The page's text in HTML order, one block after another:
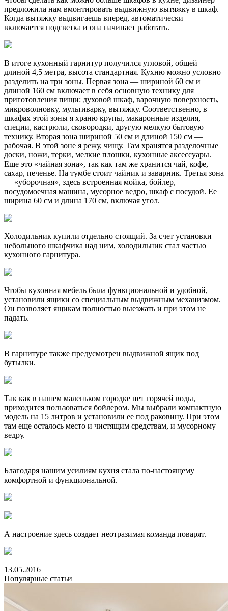
предложила нам вмонтировать выдвижную вытяжку в шкаф.
Когда вытяжку выдвигаешь вперед, автоматически
включается подсветка и она начинает работать.
В итоге кухонный гарнитур получился угловой, общей
длиной 4,5 метра, высота стандартная. Кухню можно условно
разделить на три зоны. Первая зона — шириной 60 см и
длиной 160 см включает в себя основную технику для
приготовления пищи: духовой шкаф, варочную поверхность,
микроволновку, мультиварку, вытяжку. Соответственно, в
шкафах этой зоны я храню крупы, макаронные изделия,
специи, кастрюли, сковородки, другую мелкую бытовую
технику. Вторая зона шириной 50 см и длиной 150 см —
рабочая. В этой зоне я режу, чищу. Там хранятся разделочные
доски, ножи, терки, мелкие плошки, кухонные аксессуары.
Еще это «чайная зона», так как там же хранится чай, кофе,
сахар, печенье. На тумбе стоит чайник и заварник. Третья зона
— «уборочная», здесь встроенная мойка, бойлер,
посудомоечная машина, мусорное ведро, шкаф с посудой. Ее
ширина 60 см и длина 170 см, включая угол.
Холодильник купили отдельно стоящий. За счет установки
небольшого шкафчика над ним, холодильник стал частью
кухонного гарнитура.
Чтобы кухонная мебель была функциональной и удобной,
установили ящики со специальным выдвижным механизмом.
Он позволяет ящикам полностью выезжать и при этом не
падать.
В гарнитуре также предусмотрен выдвижной ящик под
бутылки.
Так как в нашем маленьком городке нет горячей воды,
приходится пользоваться бойлером. Мы выбрали компактную
модель на 15 литров и установили ее под раковину. При этом
там еще осталось место и чистящим средствам, и мусорному
ведру.
Благодаря нашим усилиям кухня стала по-настоящему
комфортной и функциональной.
А настроение здесь создает неотразимая команда поварят.
13.05.2016
Популярные статьи